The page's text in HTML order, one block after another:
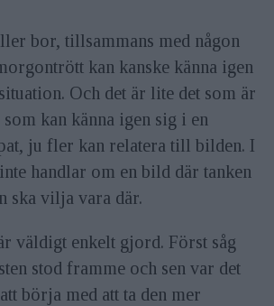
bor, tillsammans med någon
kan kanske känna igen
Och det är lite det som är
kan känna igen sig i en
ju fler kan relatera till bilden. I
handlar om en bild där tanken
ska vilja vara där.
väldigt enkelt gjord. Först såg
stod framme och sen var det
börja med att ta den mer